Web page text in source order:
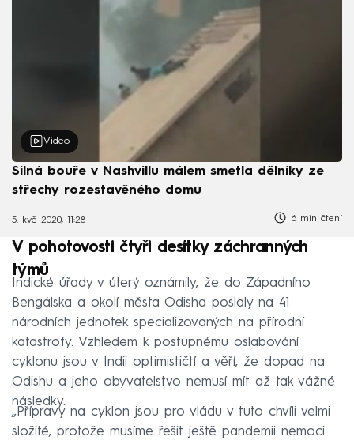
Video
Silná bouře v Nashvillu málem smetla dělníky ze
střechy rozestavěného domu
5. kvě 2020, 11:28 6 min čtení
V pohotovosti čtyři desítky záchranných
týmů
Indické úřady v úterý oznámily, že do Západního
Bengálska a okolí města Odisha poslaly na 41
národních jednotek specializovaných na přírodní
katastrofy. Vzhledem k postupnému oslabování
cyklonu jsou v Indii optimističtí a věří, že dopad na
Odishu a jeho obyvatelstvo nemusí mít až tak vážné
následky.
„Přípravy na cyklon jsou pro vládu v tuto chvíli velmi
složité, protože musíme řešit ještě pandemii nemoci